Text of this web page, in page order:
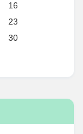
16
23
30